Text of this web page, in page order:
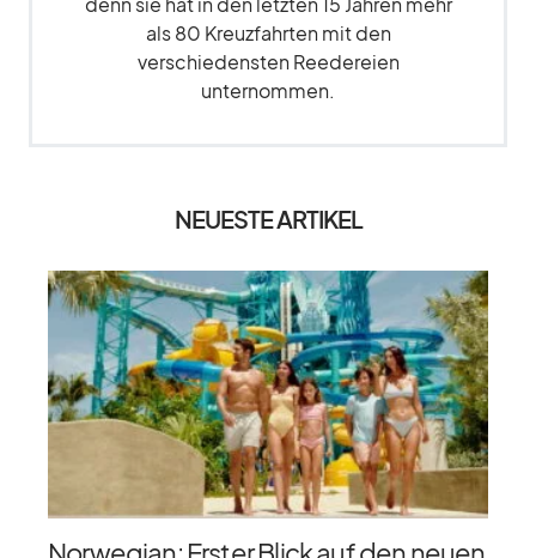
als 80 Kreuzfahrten mit den
verschiedensten Reedereien
unternommen.
NEUESTE ARTIKEL